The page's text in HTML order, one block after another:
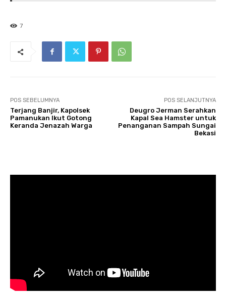
7
POS SEBELUMNYA
Terjang Banjir, Kapolsek
Pamanukan Ikut Gotong
Keranda Jenazah Warga
POS SELANJUTNYA
Deugro Jerman Serahkan
Kapal Sea Hamster untuk
Penanganan Sampah Sungai
Bekasi